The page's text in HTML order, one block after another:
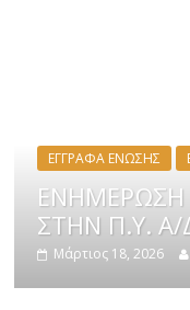
ΕΓΓΡΑΦΑ ΕΝΩΣΗΣ
ΕΝΗΜΕΡΩΣΗ
ΣΤΗΝ Π.Υ. Α/
Μάρτιος 18, 2026